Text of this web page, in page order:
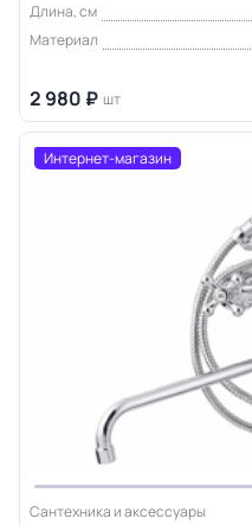
Длина, см
Материал
2 980 ₽ шт
Интернет-магазин
Сантехника и аксессуары